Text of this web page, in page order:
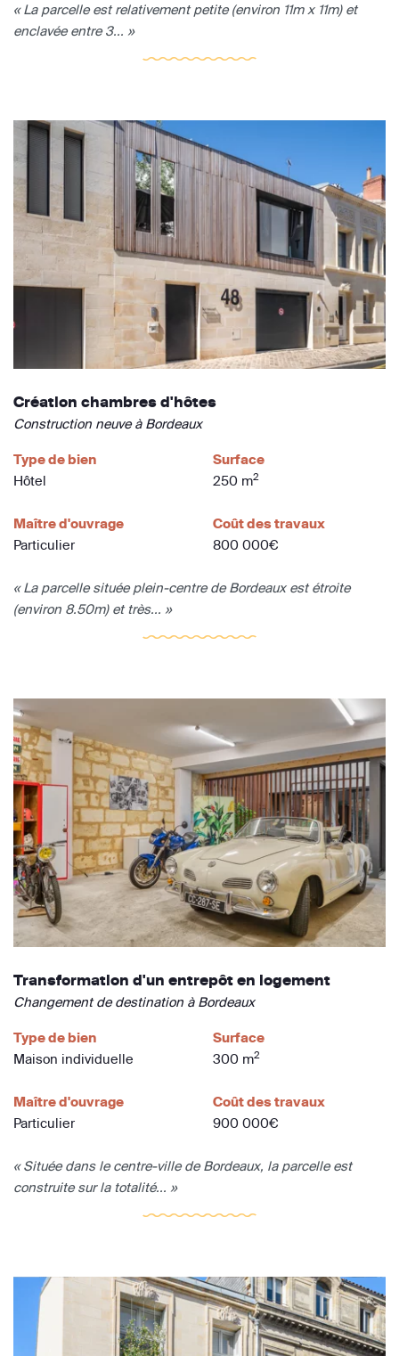
« La parcelle est relativement petite (environ 11m x 11m) et
enclavée entre 3... »
Création chambres d'hôtes
Construction neuve à Bordeaux
Type de bien
Hôtel
Surface
250 m2
Maître d'ouvrage
Particulier
Coût des travaux
800 000€
« La parcelle située plein-centre de Bordeaux est étroite
(environ 8.50m) et très... »
Transformation d'un entrepôt en logement
Changement de destination à Bordeaux
Type de bien
Maison individuelle
Surface
300 m2
Maître d'ouvrage
Particulier
Coût des travaux
900 000€
« Située dans le centre-ville de Bordeaux, la parcelle est
construite sur la totalité... »